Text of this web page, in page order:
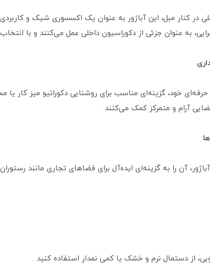
در کنار مبل، این آباژور به عنوان یک اکسسوری شیک و
به عنوان جزئی از دکوراسیون داخلی عمل می‌کنند و با
حرفه‌ای خود، گزینه‌ای مناسب برای روشنایی دکوراتیو میز کار
آرام و متمرکز کمک می‌کنند .
آن را به گزینه‌ای ایده‌آل برای فضاهای تجاری مانند
از دستمال نرم و خشک یا کمی نمدار استفاده کنید .